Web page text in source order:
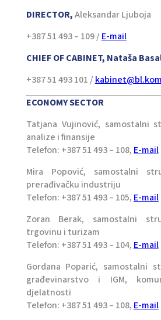
DIRECTOR,Aleksandar Ljuboja
+387 51 493 – 109 / E-mail
CHIEF OF CABINET, Nataša
+387 51 493 101 /
ECONOMY SECTOR
Tatjana Vujinović, samostalni
analize i finansije
Telefon: +387 51 493 – 108, E-mail
Mira Popović, samostalni
prerađivačku industriju
Telefon: +387 51 493 – 105, E-mail
Zoran Berak, samostalni
trgovinu i turizam
Telefon: +387 51 493 – 104, E-mail
Gordana Poparić, samostalni
građevinarstvo i IGM,
djelatnosti
Telefon: +387 51 493 – 108, E-mail